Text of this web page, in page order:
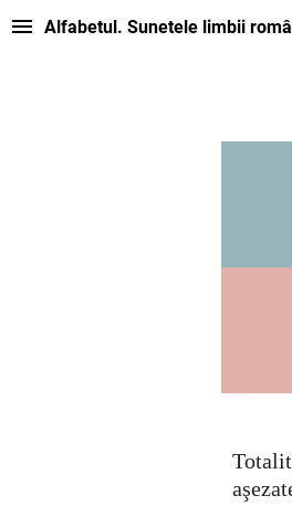
Alfabetul. Sunetele limbii